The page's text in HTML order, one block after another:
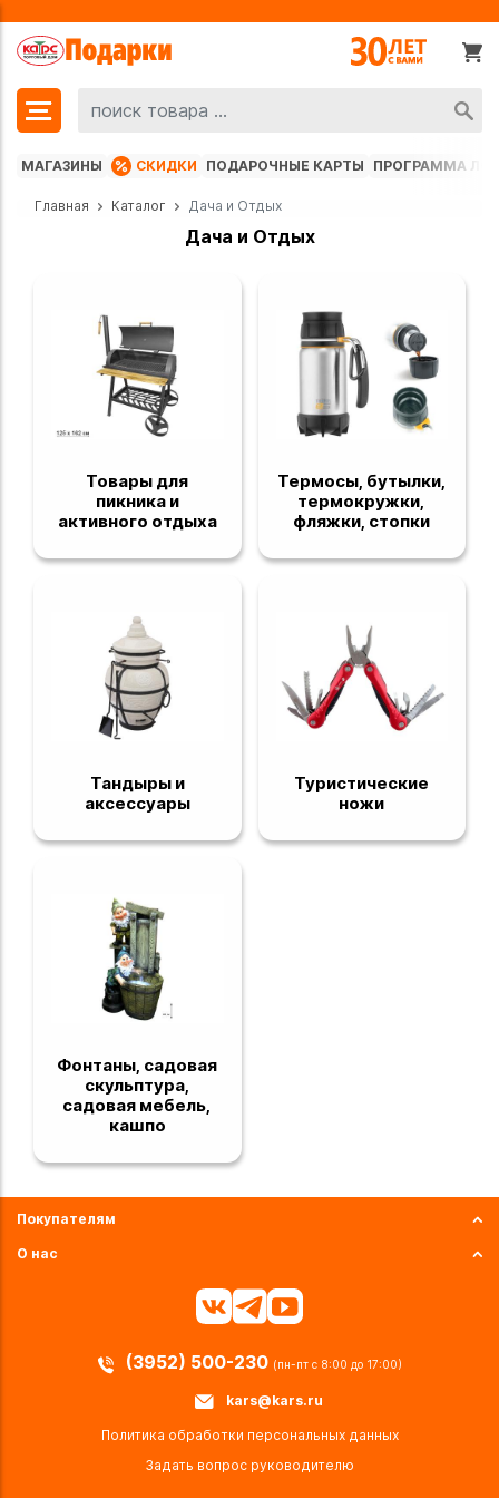
МАГАЗИНЫ СКИДКИ ПОДАРОЧНЫЕ КАРТЫ ПРОГРАММА
Главная Каталог Дача и Отдых
Дача и Отдых
Товары для
пикника и
активного отдыха
Термосы, бутылки,
термокружки,
фляжки, стопки
Тандыры и
аксессуары
Туристические
ножи
Фонтаны, садовая
скульптура,
садовая мебель,
кашпо
Покупателям
О нас
(3952) 500-230 (пн-пт с 8:00 до 17:00)
kars@kars.ru
Политика обработки персональных данных
Задать вопрос руководителю